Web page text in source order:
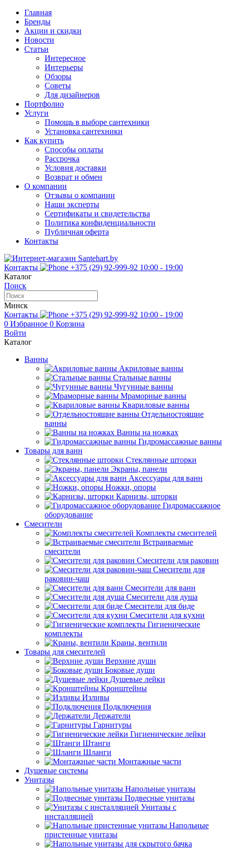
Главная
Бренды
Акции и скидки
Новости
Статьи
Интересное
Интерьеры
Обзоры
Советы
Для дизайнеров
Портфолио
Услуги
Помощь в выборе сантехники
Установка сантехники
Как купить
Способы оплаты
Рассрочка
Условия доставки
Возврат и обмен
О компании
Отзывы о компании
Наши эксперты
Сертификаты и свидетельства
Политика конфиденциальности
Публичная оферта
Контакты
Контакты +375 (29) 92-999-92 10:00 - 19:00
Каталог
Поиск
Минск
Контакты
+375 (29) 92-999-92 10:00 - 19:00
0 Избранное 0 Корзина
Войти
Каталог
Ванны
Акриловые ванны
Стальные ванны
Чугунные ванны
Мраморные ванны
Квариловые ванны
Отдельностоящие
ванны
Ванны на ножках
Гидромассажные ванны
Товары для ванн
Стеклянные шторки
Экраны, панели
Аксессуары для ванн
Ножки, опоры
Карнизы, шторки
Гидромассажное
оборудование
Смесители
Комплекты смесителей
Встраиваемые
смесители
Смесители для раковин
Смесители для
раковин-чаш
Смесители для ванн
Смесители для душа
Смесители для биде
Смесители для кухни
Гигиенические
комплекты
Краны, вентили
Товары для смесителей
Верхние души
Боковые души
Душевые лейки
Кронштейны
Изливы
Подключения
Держатели
Гарнитуры
Гигиенические лейки
Штанги
Шланги
Монтажные части
Душевые системы
Унитазы
Напольные унитазы
Подвесные унитазы
Унитазы с
инсталляцией
Напольные
пристенные унитазы